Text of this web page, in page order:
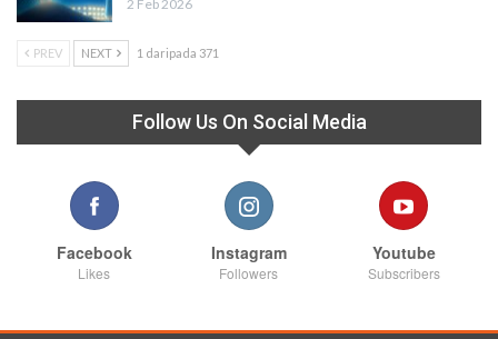
2 Feb 2026
PREV NEXT 1 daripada 371
Follow Us On Social Media
Facebook
Likes
Instagram
Followers
Youtube
Subscribers